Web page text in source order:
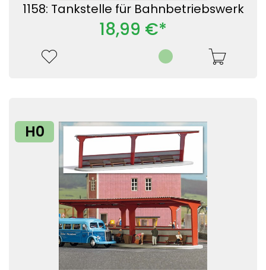
1158: Tankstelle für Bahnbetriebswerk
18,99 €*
H0